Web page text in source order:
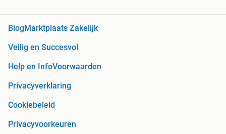
BlogMarktplaats Zakelijk
Veilig en Succesvol
Help en InfoVoorwaarden
Privacyverklaring
Cookiebeleid
Privacyvoorkeuren